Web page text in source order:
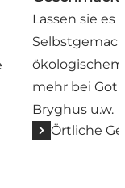
Lassen sie es
mehr bei
Bryghus u.w.
Örtliche